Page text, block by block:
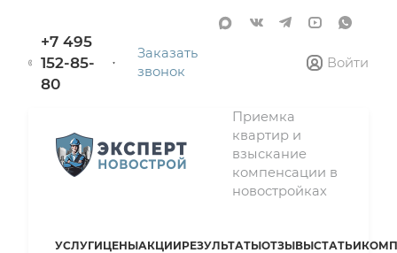
+7 495
152-85-
80
Заказать
звонок
Войти
Приемка
квартир и
взыскание
компенсации в
новостройках
УСЛУГИЦЕНЫАКЦИИРЕЗУЛЬТАТЫОТЗЫВЫСТАТЬИ